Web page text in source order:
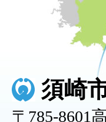
須崎
〒785-8601